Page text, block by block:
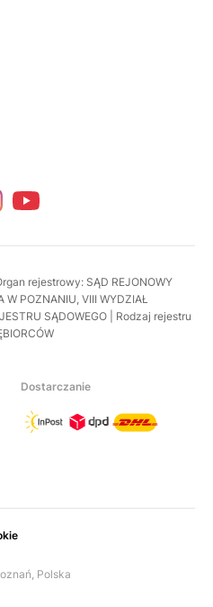
rejestrowy: SĄD REJONOWY
W POZNANIU, VIII WYDZIAŁ
SĄDOWEGO | Rodzaj rejestru
Dostarczanie
Polska